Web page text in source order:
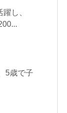
し、
5歳で子